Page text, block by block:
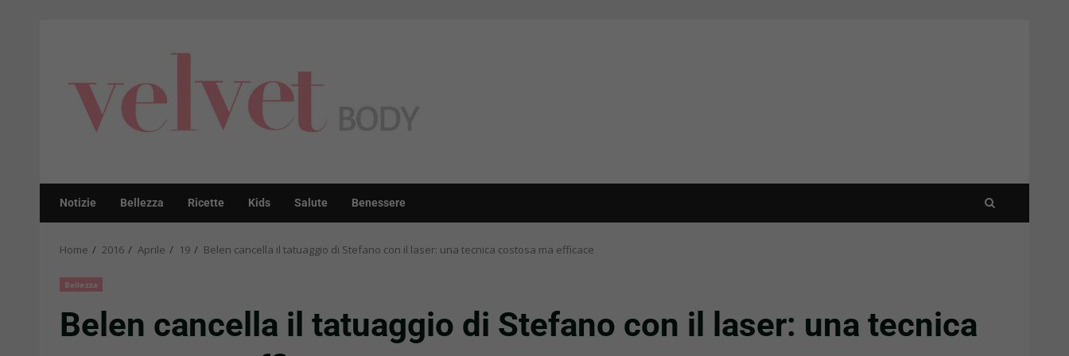
Notizie Bellezza Ricette Kids Salute Benessere
Home 2016 Aprile 19 Belen cancella il tatuaggio di Stefano con il laser: una tecnica costosa ma efficace
Bellezza
Belen cancella il tatuaggio di Stefano con il laser: una tecnica